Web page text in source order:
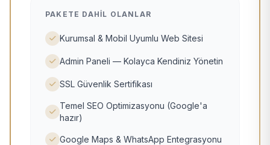
PAKETE DAHIL OLANLAR
Kurumsal & Mobil Uyumlu Web Sitesi
Admin Paneli — Kolayca Kendiniz Yönetin
SSL Güvenlik Sertifikası
Temel SEO Optimizasyonu (Google'a
hazır)
Google Maps & WhatsApp Entegrasyonu